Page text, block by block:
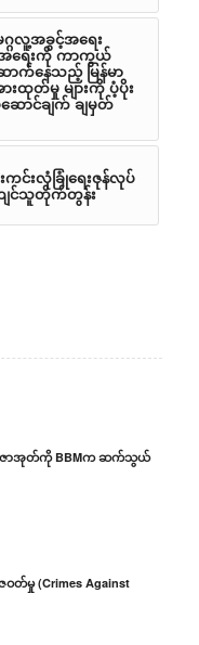
ဂလူ့အခွင့်အရေး
အရေးကို ကာကွယ်
က်နေသည့် မြန်မာ
ထုတ်မှု များကို ပံ့ပိုး
ာင်ချက် ချမှတ်
ကင်းလုံခြုံရေးဇုန်လုပ်
ျင်သူတိုက်တွန်း
းဇာအုတ်ကို BBMက ဆက်သွယ်
မှု (Crimes Against